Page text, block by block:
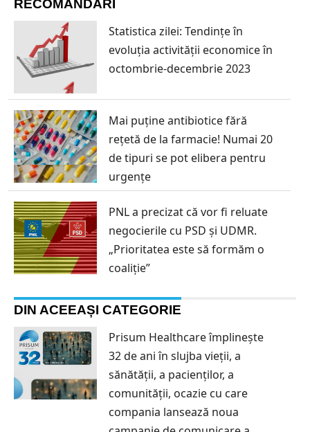
RECOMANDĂRI
Statistica zilei: Tendințe în
evoluția activității economice în
octombrie-decembrie 2023
Mai puține antibiotice fără
rețetă de la farmacie! Numai 20
de tipuri se pot elibera pentru
urgențe
PNL a precizat că vor fi reluate
negocierile cu PSD și UDMR.
„Prioritatea este să formăm o
coaliție”
DIN ACEEAȘI CATEGORIE
Prisum Healthcare împlinește
32 de ani în slujba vieții, a
sănătății, a pacienților, a
comunității, ocazie cu care
compania lansează noua